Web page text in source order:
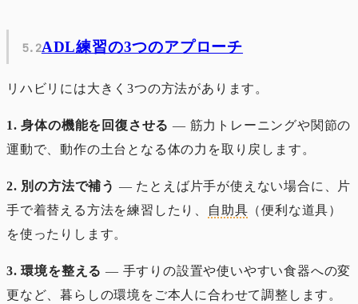
ADL練習の3つのアプローチ
リハビリには大きく3つの方法があります。
1. 身体の機能を回復させる ― 筋力トレーニングや関節の
運動で、動作の土台となる体の力を取り戻します。
2. 別の方法で補う ― たとえば片手が使えない場合に、片
手で着替える方法を練習したり、
自助具 （便利な道具）
を使ったりします。
3. 環境を整える ― 手すりの設置や使いやすい食器への変
更など、暮らしの環境をご本人に合わせて調整します。